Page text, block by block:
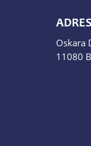
Oskara
11080